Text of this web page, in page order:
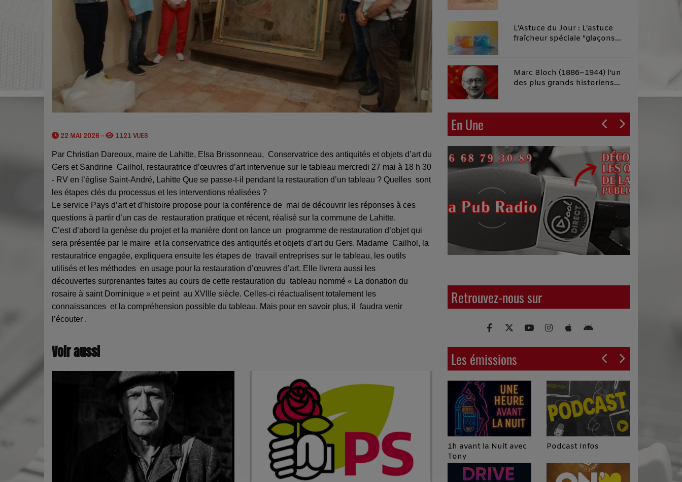
22 MAI 2026 - 1121 VUES
Par Christian Dareoux, maire de Lahitte, Elsa Brissonneau, Conservatrice des antiquités et objets d’art du
Gers et Sandrine Cailhol, restauratrice d’œuvres d’art intervenue sur le tableau mercredi 27 mai à 18 h 30
- RV en l’église Saint-André, Lahitte Que se passe-t-il pendant la restauration d’un tableau ? Quelles sont
les étapes clés du processus et les interventions réalisées ?
Le service Pays d’art et d’histoire propose pour la conférence de mai de découvrir les réponses à ces
questions à partir d’un cas de restauration pratique et récent, réalisé sur la commune de Lahitte.
C’est d’abord la genèse du projet et la manière dont on lance un programme de restauration d’objet qui
sera présentée par le maire et la conservatrice des antiquités et objets d’art du Gers. Madame Cailhol, la
restauratrice engagée, expliquera ensuite les étapes de travail entreprises sur le tableau, les outils
utilisés et les méthodes en usage pour la restauration d’œuvres d’art. Elle livrera aussi les
découvertes surprenantes faites au cours de cette restauration du tableau nommé « La donation du
rosaire à saint Dominique » et peint au XVIIIe siècle. Celles-ci réactualisent totalement les
connaissances et la compréhension possible du tableau. Mais pour en savoir plus, il faudra venir
l’écouter .
Voir aussi
L'Astuce du Jour : L'astuce
fraîcheur spéciale "glaçons
Marc Bloch (1886–1944) l'un
des plus grands historiens
En Une
Retrouvez-nous sur
Les émissions
Art of Mixing Series
Proposée par Jean
1h avant la Nuit avec
Tony
Podcast Infos